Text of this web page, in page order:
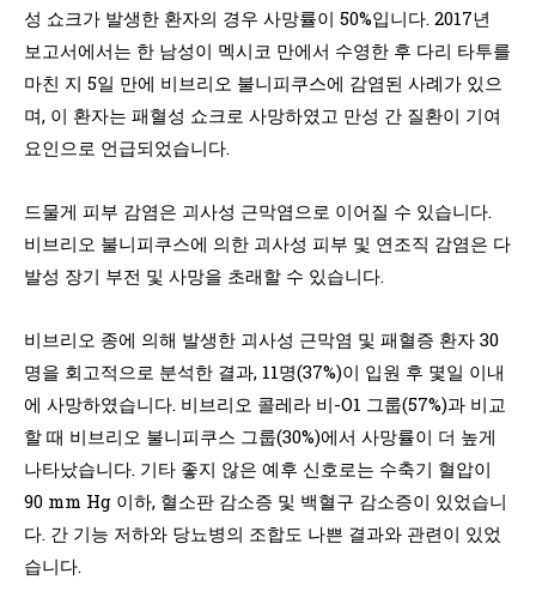
성 쇼크가 발생한 환자의 경우 사망률이 50%입니다. 2017년
보고서에서는 한 남성이 멕시코 만에서 수영한 후 다리 타투를
마친 지 5일 만에 비브리오 불니피쿠스에 감염된 사례가 있으
며, 이 환자는 패혈성 쇼크로 사망하였고 만성 간 질환이 기여
요인으로 언급되었습니다.
드물게 피부 감염은 괴사성 근막염으로 이어질 수 있습니다.
비브리오 불니피쿠스에 의한 괴사성 피부 및 연조직 감염은 다
발성 장기 부전 및 사망을 초래할 수 있습니다.
비브리오 종에 의해 발생한 괴사성 근막염 및 패혈증 환자 30
명을 회고적으로 분석한 결과, 11명(37%)이 입원 후 몇일 이내
에 사망하였습니다. 비브리오 콜레라 비-O1 그룹(57%)과 비교
할 때 비브리오 불니피쿠스 그룹(30%)에서 사망률이 더 높게
나타났습니다. 기타 좋지 않은 예후 신호로는 수축기 혈압이
90 mm Hg 이하, 혈소판 감소증 및 백혈구 감소증이 있었습니
다. 간 기능 저하와 당뇨병의 조합도 나쁜 결과와 관련이 있었
습니다.